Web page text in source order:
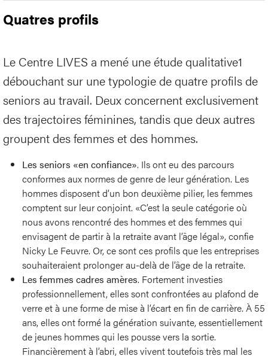
Quatres profils
Le Centre LIVES a mené une étude qualitative1
débouchant sur une typologie de quatre profils de
seniors au travail. Deux concernent exclusivement
des trajectoires féminines, tandis que deux autres
groupent des femmes et des hommes.
Les seniors «en confiance». Ils ont eu des parcours
conformes aux normes de genre de leur génération. Les
hommes disposent d’un bon deuxième pilier, les femmes
comptent sur leur conjoint. «C’est la seule catégorie où
nous avons rencontré des hommes et des femmes qui
envisagent de partir à la retraite avant l’âge légal», confie
Nicky Le Feuvre. Or, ce sont ces profils que les entreprises
souhaiteraient prolonger au-delà de l’âge de la retraite.
Les femmes cadres amères. Fortement investies
professionnellement, elles sont confrontées au plafond de
verre et à une forme de mise à l’écart en fin de carrière. À 55
ans, elles ont formé la génération suivante, essentiellement
de jeunes hommes qui les pousse vers la sortie.
Financièrement à l’abri, elles vivent toutefois très mal les